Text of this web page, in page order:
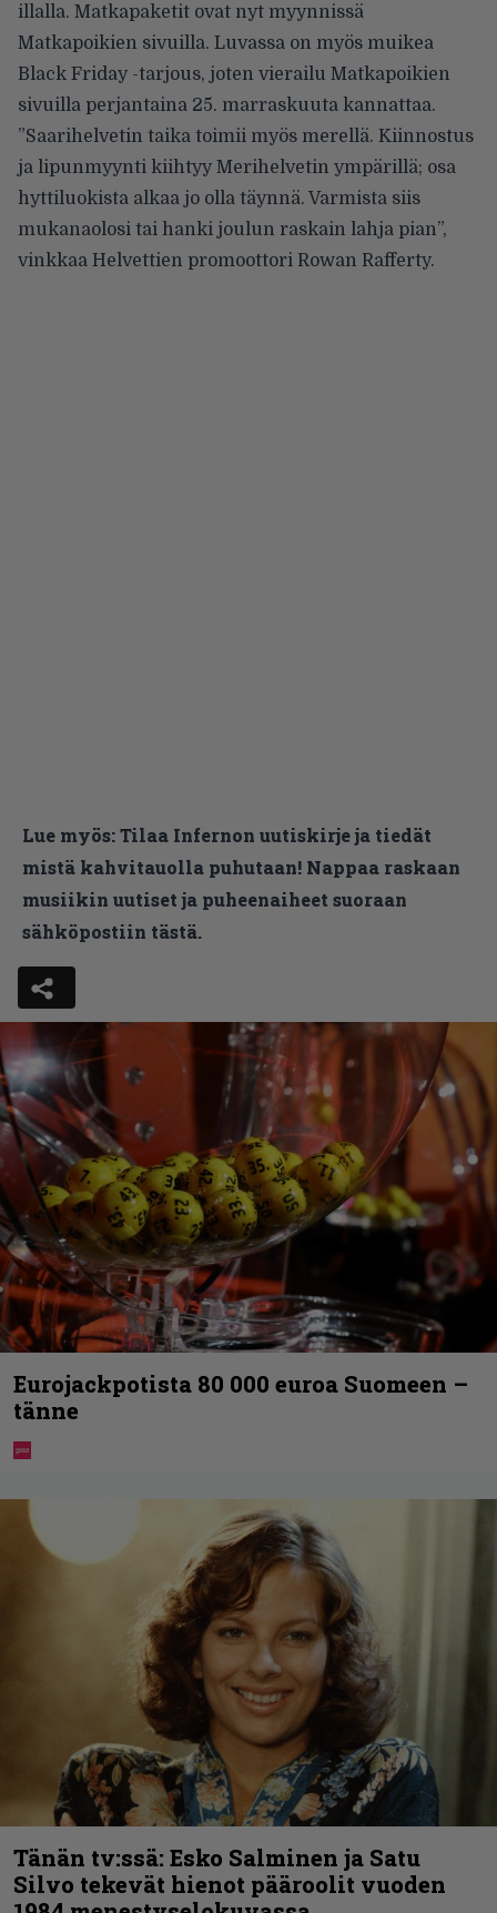
illalla. Matkapaketit ovat nyt myynnissä
Matkapoikien sivuilla. Luvassa on myös muikea
Black Friday -tarjous, joten vierailu Matkapoikien
sivuilla perjantaina 25. marraskuuta kannattaa.
”Saarihelvetin taika toimii myös merellä. Kiinnostus
ja lipunmyynti kiihtyy Merihelvetin ympärillä; osa
hyttiluokista alkaa jo olla täynnä. Varmista siis
mukanaolosi tai hanki joulun raskain lahja pian”,
vinkkaa Helvettien promoottori Rowan Rafferty.
Lue myös:Tilaa Infernon uutiskirje ja tiedät
mistä kahvitauolla puhutaan! Nappaa raskaan
musiikin uutiset ja puheenaiheet suoraan
sähköpostiin tästä.
Eurojackpotista 80 000 euroa Suomeen –
tänne
Tänän tv:ssä: Esko Salminen ja Satu
Silvo tekevät hienot pääroolit vuoden